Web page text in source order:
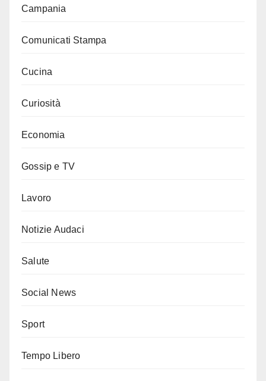
Campania
Comunicati Stampa
Cucina
Curiosità
Economia
Gossip e TV
Lavoro
Notizie Audaci
Salute
Social News
Sport
Tempo Libero